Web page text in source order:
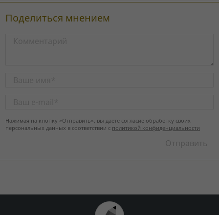
Поделиться мнением
Нажимая на кнопку «Отправить», вы даете согласие обработку своих
персональных данных в соответствии с политикой конфиденциальности